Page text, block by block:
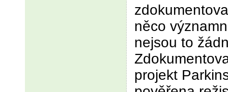
něco
nejsou to
projekt